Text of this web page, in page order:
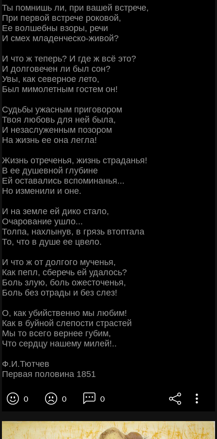
Ты помнишь ли, при вашей встрече,
При первой встрече роковой,
Ее волшебны взоры, речи
И смех младенческо-живой?
И что ж теперь? И где ж всё это?
И долговечен ли был сон?
Увы, как северное лето,
Был мимолетным гостем он!
Судьбы ужасным приговором
Твоя любовь для ней была,
И незаслуженным позором
На жизнь ее она легла!
Жизнь отреченья, жизнь страданья!
В ее душевной глубине
Ей оставались вспоминанья...
Но изменили и оне.
И на земле ей дико стало,
Очарование ушло...
Толпа, нахлынув, в грязь втоптала
То, что в душе ее цвело.
И что ж от долгого мученья,
Как пепл, сберечь ей удалось?
Боль злую, боль ожесточенья,
Боль без отрады и без слез!
О, как убийственно мы любим!
Как в буйной слепости страстей
Мы то всего вернее губим,
Что сердцу нашему милей!..
Ф.И.Тютчев
Первая половина 1851
0 0 0